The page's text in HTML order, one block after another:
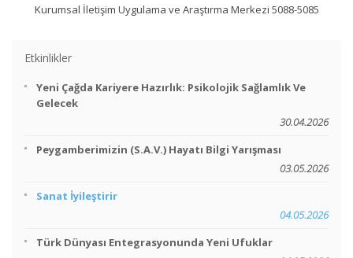
Kurumsal İletişim Uygulama ve Araştırma Merkezi 5088-5085
Etkinlikler
Yeni Çağda Kariyere Hazırlık: Psikolojik Sağlamlık Ve
Gelecek
30.04.2026
Peygamberimizin (s.a.v.) Hayatı Bilgi Yarışması
03.05.2026
Sanat İyileştirir
04.05.2026
Türk Dünyası Entegrasyonunda Yeni Ufuklar